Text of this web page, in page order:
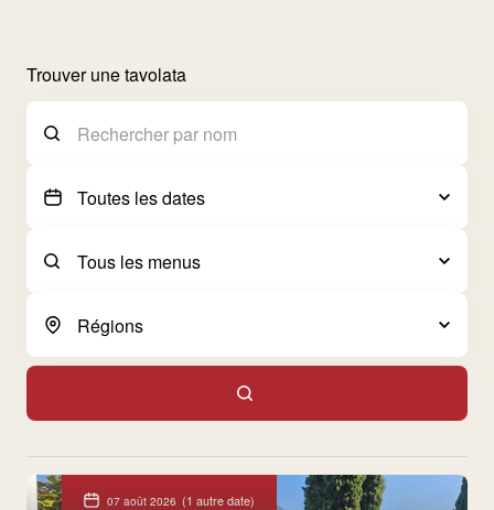
Trouver une tavolata
07 août 2026 (1 autre date)